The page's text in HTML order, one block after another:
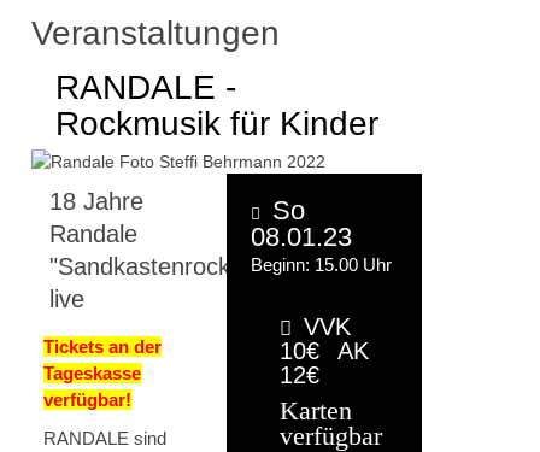
Veranstaltungen
RANDALE -
Rockmusik für Kinder
18 Jahre
Randale
"Sandkastenrocker"
live
Tickets an der
Tageskasse
verfügbar!
RANDALE sind
So
08.01.23
Beginn: 15.00 Uhr
VVK
10€
AK
12€
Karten
verfügbar